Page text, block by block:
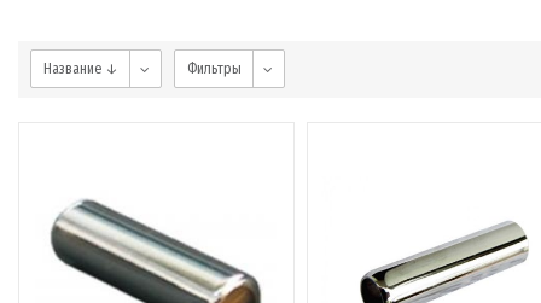
Название ↓ Фильтры